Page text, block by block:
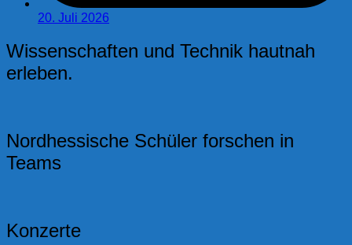
20. Juli 2026
Wissenschaften und Technik hautnah
erleben.
Nordhessische Schüler forschen in
Teams
Konzerte